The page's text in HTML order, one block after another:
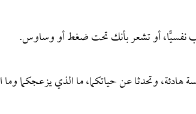
نفسيًّا، أو تشعر بأنك تحت ضغط أو وساوس.
وتحدثا عن حياتكما، ما الذي يزعجكما